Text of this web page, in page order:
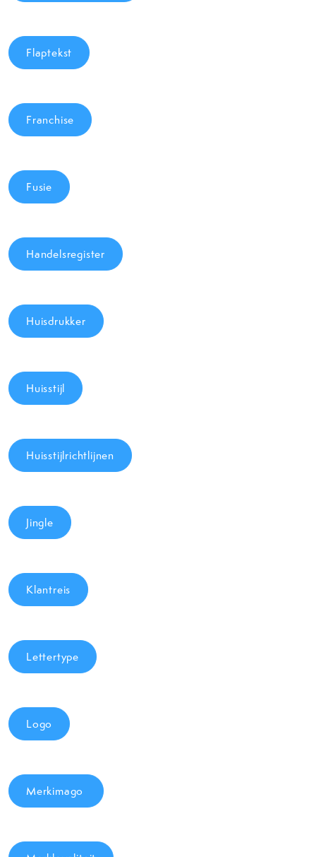
Flaptekst
Franchise
Fusie
Handelsregister
Huisdrukker
Huisstijl
Huisstijlrichtlijnen
Jingle
Klantreis
Lettertype
Logo
Merkimago